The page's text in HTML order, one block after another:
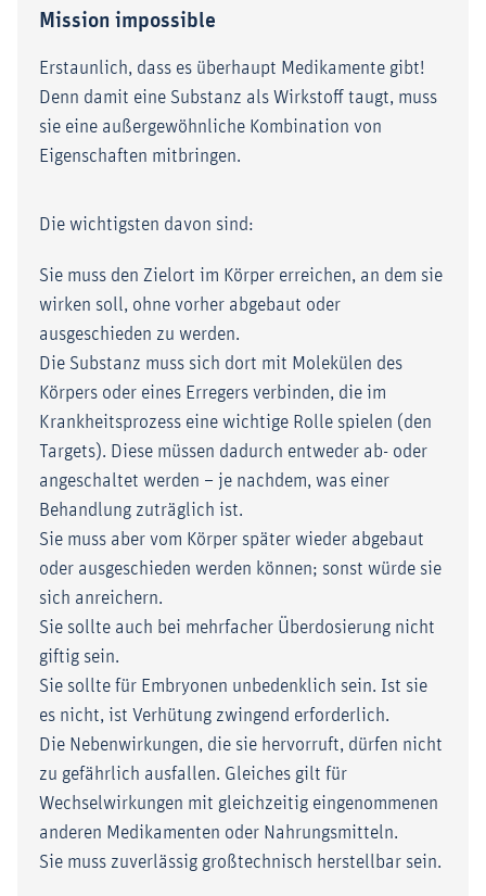
Mission impossible
Erstaunlich, dass es überhaupt Medikamente gibt!
Denn damit eine Substanz als Wirkstoff taugt, muss
sie eine außergewöhnliche Kombination von
Eigenschaften mitbringen.
Die wichtigsten davon sind:
Sie muss den Zielort im Körper erreichen, an dem sie
wirken soll, ohne vorher abgebaut oder
ausgeschieden zu werden.
Die Substanz muss sich dort mit Molekülen des
Körpers oder eines Erregers verbinden, die im
Krankheitsprozess eine wichtige Rolle spielen (den
Targets). Diese müssen dadurch entweder ab- oder
angeschaltet werden – je nachdem, was einer
Behandlung zuträglich ist.
Sie muss aber vom Körper später wieder abgebaut
oder ausgeschieden werden können; sonst würde sie
sich anreichern.
Sie sollte auch bei mehrfacher Überdosierung nicht
giftig sein.
Sie sollte für Embryonen unbedenklich sein. Ist sie
es nicht, ist Verhütung zwingend erforderlich.
Die Nebenwirkungen, die sie hervorruft, dürfen nicht
zu gefährlich ausfallen. Gleiches gilt für
Wechselwirkungen mit gleichzeitig eingenommenen
anderen Medikamenten oder Nahrungsmitteln.
Sie muss zuverlässig großtechnisch herstellbar sein.